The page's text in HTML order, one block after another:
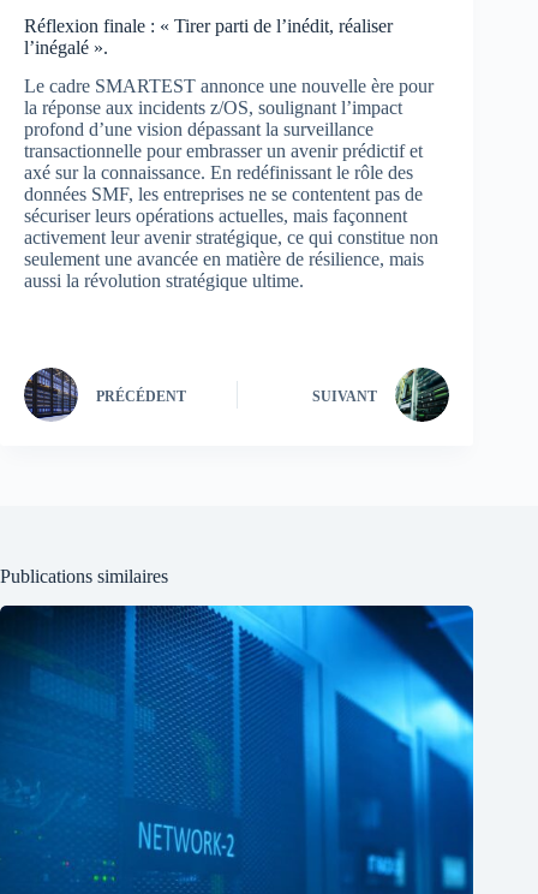
Réflexion finale : « Tirer parti de l’inédit, réaliser
l’inégalé ».
Le cadre SMARTEST annonce une nouvelle ère pour
la réponse aux incidents z/OS, soulignant l’impact
profond d’une vision dépassant la surveillance
transactionnelle pour embrasser un avenir prédictif et
axé sur la connaissance. En redéfinissant le rôle des
données SMF, les entreprises ne se contentent pas de
sécuriser leurs opérations actuelles, mais façonnent
activement leur avenir stratégique, ce qui constitue non
seulement une avancée en matière de résilience, mais
aussi la révolution stratégique ultime.
PRÉCÉDENT SUIVANT
Publications similaires